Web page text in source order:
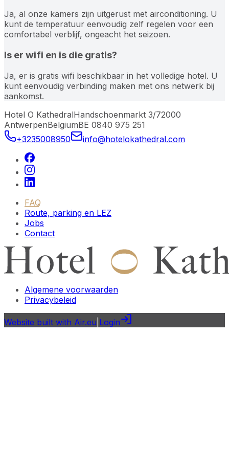
Ja, al onze kamers zijn uitgerust met airconditioning. U
kunt de temperatuur eenvoudig zelf regelen voor een
comfortabel verblijf, ongeacht het seizoen.
Is er wifi en is die gratis?
Ja, er is gratis wifi beschikbaar in het volledige hotel. U
kunt eenvoudig verbinding maken met ons netwerk bij
aankomst.
Hotel O KathedralHandschoenmarkt 3/72000
AntwerpenBelgiumBE 0840 975 251
+3235008950
info@hotelokathedral.com
FAQ
Route, parking en LEZ
Jobs
Contact
Algemene voorwaarden
Privacybeleid
Website built with Air.eu Login